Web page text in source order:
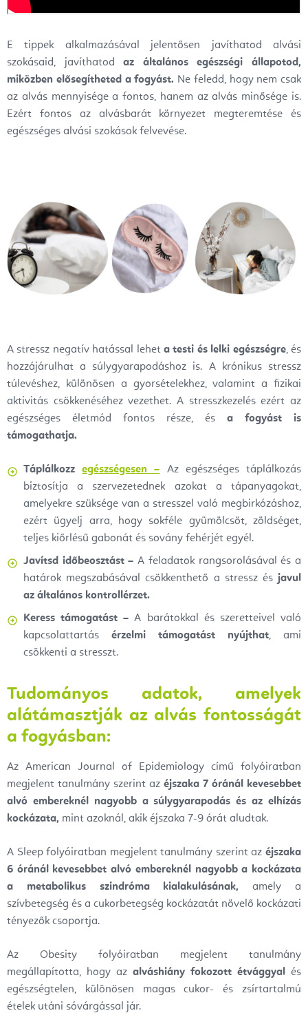
E tippek alkalmazásával jelentősen javíthatod alvási
szokásaid, javíthatodaz általános egészségi állapotod,
miközben elősegítheted a fogyást. Ne feledd, hogy nem csak
az alvás mennyisége a fontos, hanem az alvás minősége is.
Ezért fontos az alvásbarát környezet megteremtése és
egészséges alvási szokások felvevése.
A stressz negatív hatással lehet a testi és lelki egészségre, és
hozzájárulhat a súlygyarapodáshoz is. A krónikus stressz
túlevéshez, különösen a gyorsételekhez, valamint a fizikai
aktivitás csökkenéséhez vezethet. A stresszkezelés ezért az
egészséges életmód fontos része, és a fogyást is
támogathatja.
Táplálkozzegészségesen – Az egészséges táplálkozás
biztosítja a szervezetednek azokat a tápanyagokat,
amelyekre szüksége van a stresszel való megbirkózáshoz,
ezért ügyelj arra, hogy sokféle gyümölcsöt, zöldséget,
teljes kiőrlésű gabonát és sovány fehérjét egyél.
Javítsd időbeosztást – A feladatok rangsorolásával és a
határok megszabásával csökkenthető a stressz és javul
az általános kontrollérzet.
Keress támogatást – A barátokkal és szeretteivel való
kapcsolattartás érzelmi támogatást nyújthat, ami
csökkenti a stresszt.
Tudományos adatok, amelyek
alátámasztják az alvás fontosságát
a fogyásban:
Az American Journal of Epidemiology című folyóiratban
megjelent tanulmány szerint az éjszaka 7 óránál kevesebbet
alvó embereknél nagyobb a súlygyarapodás és az elhízás
kockázata, mint azoknál, akik éjszaka 7-9 órát aludtak.
A Sleep folyóiratban megjelent tanulmány szerint az éjszaka
6 óránál kevesebbet alvó embereknél nagyobb a kockázata
a metabolikus szindróma kialakulásának, amely a
szívbetegség és a cukorbetegség kockázatát növelő kockázati
tényezők csoportja.
Az Obesity folyóiratban megjelent tanulmány
megállapította, hogy az alváshiány fokozott étvággyal és
egészségtelen, különösen magas cukor- és zsírtartalmú
ételek utáni sóvárgással jár.